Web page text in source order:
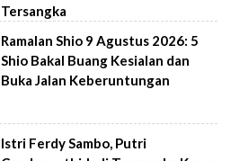
Tersangka
Ramalan Shio 9 Agustus 2026: 5
Shio Bakal Buang Kesialan dan
Buka Jalan Keberuntungan
Istri Ferdy Sambo, Putri